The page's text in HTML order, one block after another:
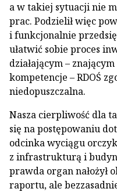
a w takiej sytuacji nie
prac. Podzielił więc
i funkcjonalnie
ułatwić sobie proces
działającym –
kompetencje – RDOŚ
niedopuszczalna.
Nasza cierpliwość dla
się na postępowaniu
odcinka wyciągu
z infrastrukturą i
prawda organ nałożył
raportu, ale